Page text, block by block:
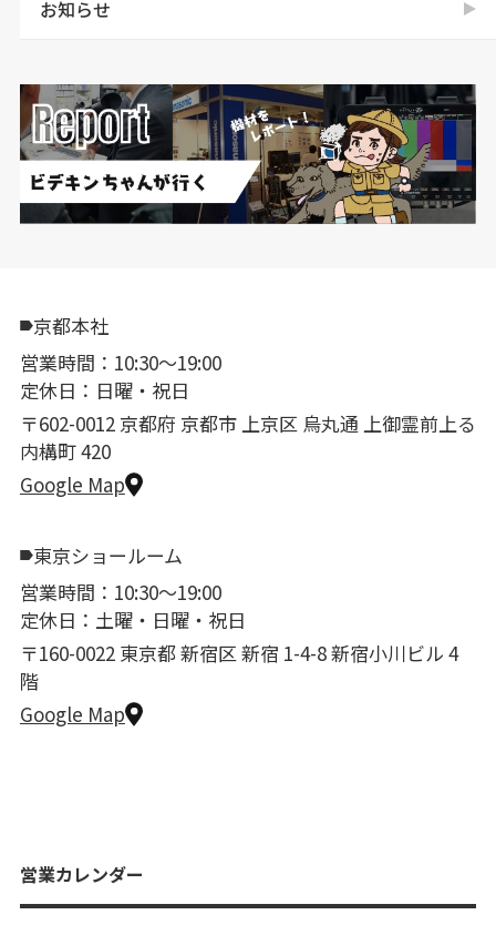
お知らせ
京都本社
営業時間：10:30〜19:00
定休日：日曜・祝日
〒602-0012 京都府 京都市 上京区 烏丸通 上御霊前上る
内構町 420
Google Map
東京ショールーム
営業時間：10:30〜19:00
定休日：土曜・日曜・祝日
〒160-0022 東京都 新宿区 新宿 1-4-8 新宿小川ビル 4
階
Google Map
営業カレンダー